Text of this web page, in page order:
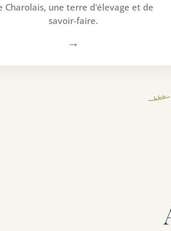
Charolais, une terre d'élevage et de
savoir-faire.
→